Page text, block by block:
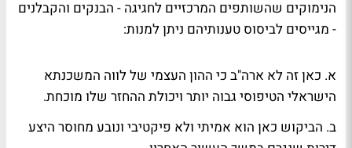
הנימוקים שהשותפים המרכזיים לחגיגה - הבנקים והקבלנים
- מגייסים לביסוס טענותיהם ניתן למנות:
א. כאן זה לא ארה"ב כי ההון העצמי של לווה המשכנתא
הישראלי הטיפוסי גבוה יותר ויכולת ההחזר שלו מוכחת.
ב. הביקוש כאן הוא אמיתי ולא פיקטיבי ונובע מחוסר היצע